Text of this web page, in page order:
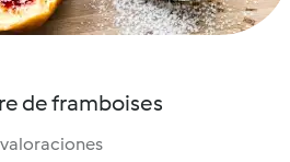
de framboises